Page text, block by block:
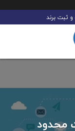
ثبت برند
محدود